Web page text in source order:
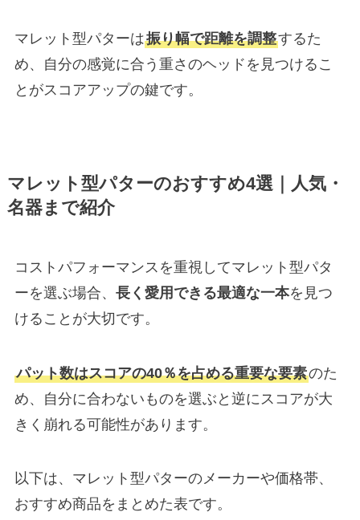
マレット型パターは振り幅で距離を調整するた
め、自分の感覚に合う重さのヘッドを見つけるこ
とがスコアアップの鍵です。
マレット型パターのおすすめ4選｜人気・
名器まで紹介
コストパフォーマンスを重視してマレット型パタ
ーを選ぶ場合、 長く愛用できる最適な一本を見つ
けることが大切です。
パット数はスコアの40％を占める重要な要素のた
め、自分に合わないものを選ぶと逆にスコアが大
きく崩れる可能性があります。
以下は、マレット型パターのメーカーや価格帯、
おすすめ商品をまとめた表です。